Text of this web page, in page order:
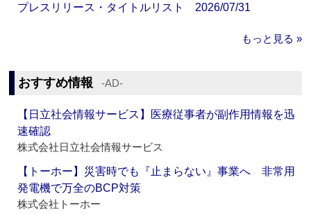
プレスリリース・タイトルリスト 2026/07/31
もっと見る »
おすすめ情報 ‐AD‐
【日立社会情報サービス】医療従事者が副作用情報を迅
速確認
株式会社日立社会情報サービス
【トーホー】災害時でも『止まらない』事業へ 非常用
発電機で万全のBCP対策
株式会社トーホー